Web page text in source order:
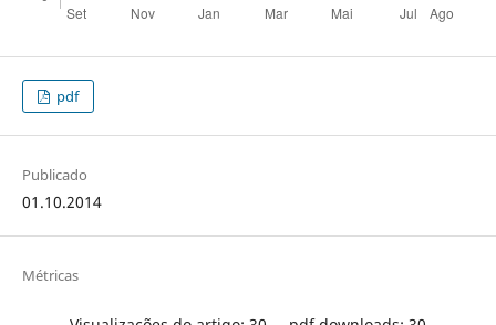
pdf
Publicado
01.10.2014
Métricas